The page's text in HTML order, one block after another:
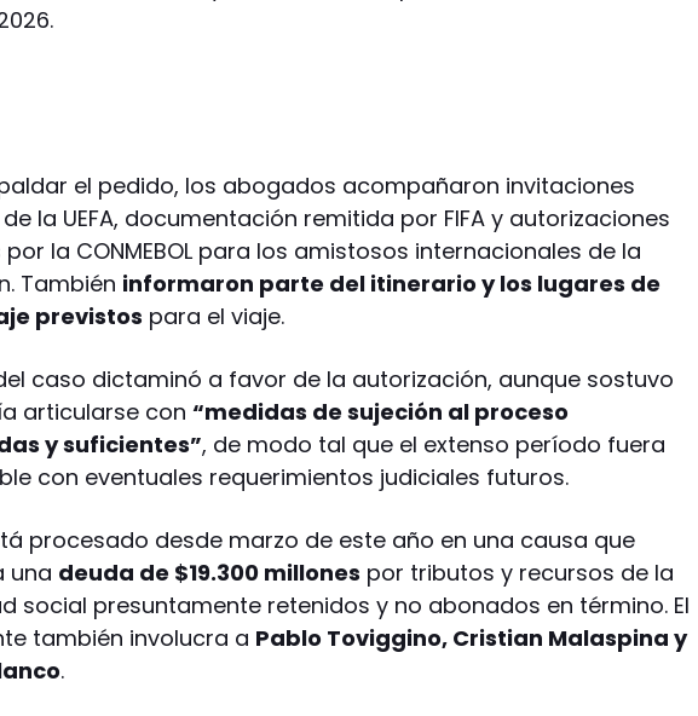
el pedido, los abogados acompañaron invitaciones
la UEFA, documentación remitida por FIFA y autorizaciones
la CONMEBOL para los amistosos internacionales de la
También informaron parte del itinerario y los lugares de
previstos para el viaje.
caso dictaminó a favor de la autorización, aunque sostuvo
articularse con“medidas de sujeción al proceso
y suficientes”, de modo tal que el extenso período fuera
con eventuales requerimientos judiciales futuros.
procesado desde marzo de este año en una causa que
una deuda de $19.300 millones por tributos y recursos de la
social presuntamente retenidos y no abonados en término. El
también involucra a Pablo Toviggino, Cristian Malaspina y
.